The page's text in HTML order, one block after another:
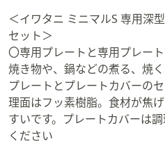
＜イワタニ ミニマルS 専用深
セット＞
〇専用プレートと専用プレー
焼き物や、鍋などの煮る、焼
プレートとプレートカバーの
理面はフッ素樹脂。食材が焦
すいです。プレートカバーは
ください